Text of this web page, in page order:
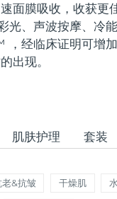
面膜吸收，收获更
光、声波按摩、冷
，经临床证明可增
出现。
肌肤护理 套装
老&抗皱 干燥肌
Panel
预计送
预计
预计
预计